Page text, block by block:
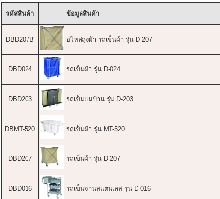
รหัสสินค้า ข้อมูลสินค้า
DBD207B อไหล่ถุงผ้า รถเข็นผ้า รุ่น D-207
DBD024 รถเข็นผ้า รุ่น D-024
DBD203 รถเข็นแม่บ้าน รุ่น D-203
DBMT-520 รถเข็นผ้า รุ่น MT-520
DBD207 รถเข็นผ้า รุ่น D-207
DBD016 รถเข็นจานสแตนเลส รุ่น D-016